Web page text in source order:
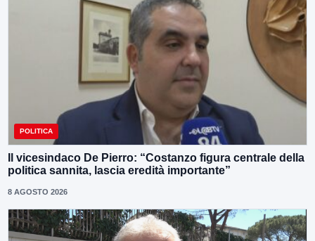
POLITICA
Il vicesindaco De Pierro: “Costanzo figura centrale della
politica sannita, lascia eredità importante”
8 AGOSTO 2026